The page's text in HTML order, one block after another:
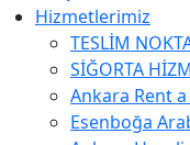
Hizmetlerimiz
TESLİM
SİĞORTA
Ankara Rent
Esenboğa